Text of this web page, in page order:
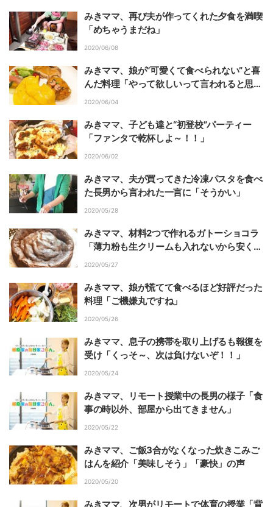
みきママ、再び夫が作ってくれた夕食を満喫
「めちゃうまだね」
2020/06/08
みきママ、娘が“可愛くて食べられない”と喜
んだ料理「やって欲しいって言われると思っ
た」
2020/06/04
みきママ、子ども達と“初登校”パーティー
「ファンタで乾杯しよ～！！」
2020/06/02
みきママ、夫が買ってきた冷凍パスタを食べ
た長男から言われた一言に「そうかい」
2020/05/28
みきママ、材料2つで作れるガトーショコラ
「薄力粉も生クリームも入れないから安くて
早い」
2020/05/27
みきママ、娘が慌てて食べるほど好評だった
料理「ご機嫌丸ですね」
2020/05/26
みきママ、息子の携帯を取り上げるも報復を
受け「くっそ～、次は負けないぞ！！」
2020/05/24
みきママ、リモート授業中の長男の様子「食
事の時以外、部屋から出てきません」
2020/05/22
みきママ、ご飯3合がなくなった炊きこみご
はんを紹介「美味しそう」「豪快」の声
2020/05/20
みきママ、次男がリモートで体育の授業「背